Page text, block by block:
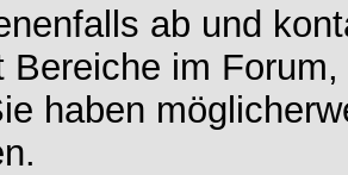
ab und
Bereiche im
haben